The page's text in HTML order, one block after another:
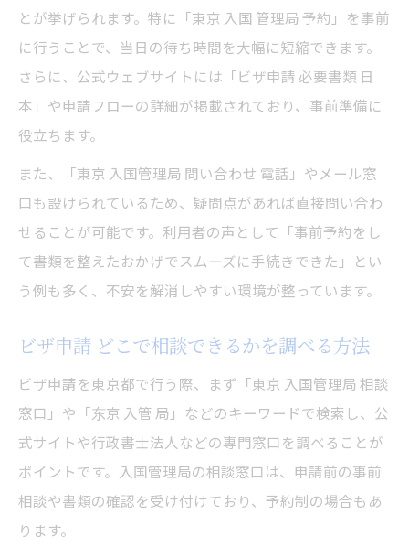
とが挙げられます。特に「東京 入国 管理局 予約」を事前
に行うことで、当日の待ち時間を大幅に短縮できます。
さらに、公式ウェブサイトには「ビザ申請 必要書類 日
本」や申請フローの詳細が掲載されており、事前準備に
役立ちます。
また、「東京 入国管理局 問い合わせ 電話」やメール窓
口も設けられているため、疑問点があれば直接問い合わ
せることが可能です。利用者の声として「事前予約をし
て書類を整えたおかげでスムーズに手続きできた」とい
う例も多く、不安を解消しやすい環境が整っています。
ビザ申請 どこで相談できるかを調べる方法
ビザ申請を東京都で行う際、まず「東京 入国管理局 相談
窓口」や「东京 入管 局」などのキーワードで検索し、公
式サイトや行政書士法人などの専門窓口を調べることが
ポイントです。入国管理局の相談窓口は、申請前の事前
相談や書類の確認を受け付けており、予約制の場合もあ
ります。